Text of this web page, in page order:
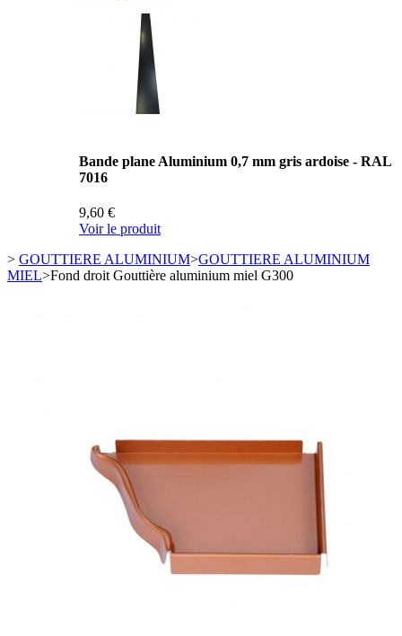
Bande plane Aluminium 0,7 mm gris ardoise - RAL
7016
9,60 €
Voir le produit
> GOUTTIERE ALUMINIUM>GOUTTIERE ALUMINIUM
MIEL>Fond droit Gouttière aluminium miel G300